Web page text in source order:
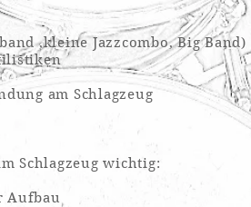
,kleine Jazzcombo, Big Band)
am Schlagzeug
Schlagzeug wichtig:
Aufbau